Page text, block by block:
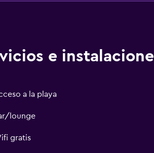
e
a la playa
lounge
gratis